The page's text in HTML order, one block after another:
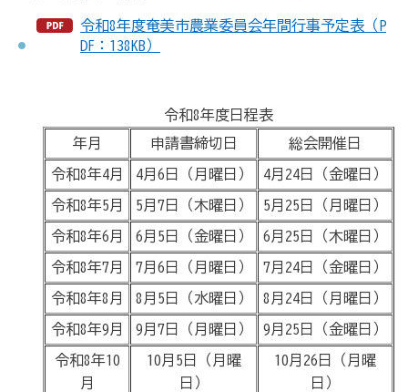
令和8年度奄美市農業委員会年間行事予定表（P
DF：138KB）
令和8年度日程表
年月
申請書締切日 総会開催日
令和8年4月 4月6日（月曜日） 4月24日（金曜日）
令和8年5月 5月7日（木曜日） 5月25日（月曜日）
令和8年6月 6月5日（金曜日） 6月25日（木曜日）
令和8年7月 7月6日（月曜日） 7月24日（金曜日）
令和8年8月 8月5日（水曜日） 8月24日（月曜日）
令和8年9月 9月7日（月曜日） 9月25日（金曜日）
令和8年10
月
10月5日（月曜
日）
10月26日（月曜
日）